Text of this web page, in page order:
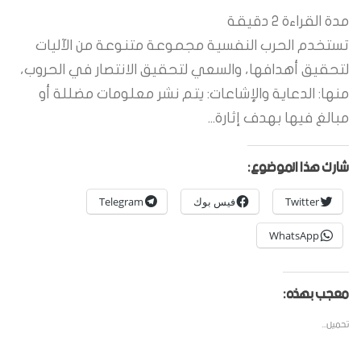
مدة القراءة 2 دقيقة
تستخدم الحرب النفسية مجموعة متنوعة من الآليات
لتحقيق أهدافها، والسعي لتحقيق الانتصار في الحروب،
منها: الدعاية والإشاعات: يتم نشر معلومات مضللة أو
مبالغ فيها بهدف إثارة...
شارك هذا الموضوع:
Twitter فيس بوك Telegram
WhatsApp
معجب بهذه:
تحميل...